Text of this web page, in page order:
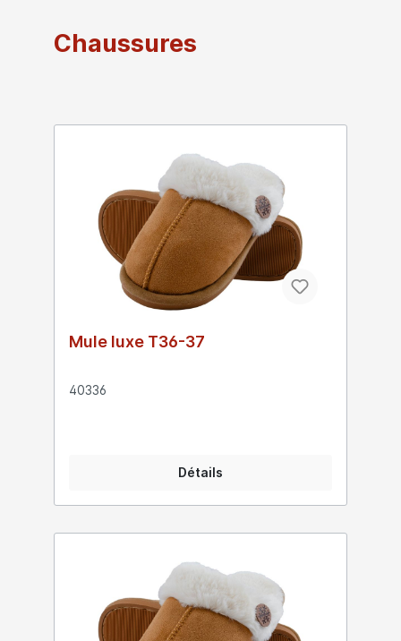
Chaussures
Mule luxe T36-37
40336
Détails